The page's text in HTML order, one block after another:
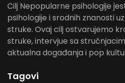
Cilj Nepopularne psihologije
psihologije i srodnih znanosti
struke. Ovaj cilj ostvarujemo
struke, intervjue sa
aktualna događanja i pop
Tagovi